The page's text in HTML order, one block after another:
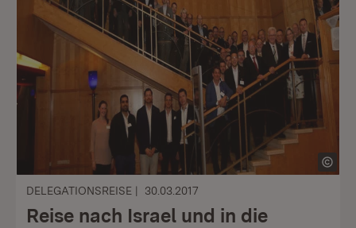
DELEGATIONSREISE 30.03.2017
Reise nach Israel und in die